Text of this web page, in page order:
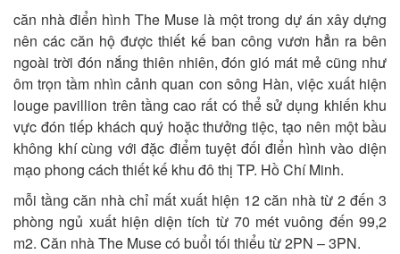
căn nhà điển hình The Muse là một trong dự án xây dựng
nên các căn hộ được thiết kế ban công vươn hẳn ra bên
ngoài trời đón nắng thiên nhiên, đón gió mát mẻ cũng như
ôm trọn tầm nhìn cảnh quan con sông Hàn, việc xuất hiện
louge pavillion trên tầng cao rất có thể sử dụng khiến khu
vực đón tiếp khách quý hoặc thưởng tiệc, tạo nên một bầu
không khí cùng với đặc điểm tuyệt đối điển hình vào diện
mạo phong cách thiết kế khu đô thị TP. Hồ Chí Minh.
mỗi tầng căn nhà chỉ mất xuất hiện 12 căn nhà từ 2 đến 3
phòng ngủ xuất hiện diện tích từ 70 mét vuông đến 99,2
m2. Căn nhà The Muse có buổi tối thiểu từ 2PN – 3PN.